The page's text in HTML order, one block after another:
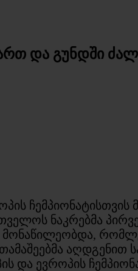
და გუნდში
ჩემპიონატისთვის
ნაკრებმა
აღდგენით
და ევროპის